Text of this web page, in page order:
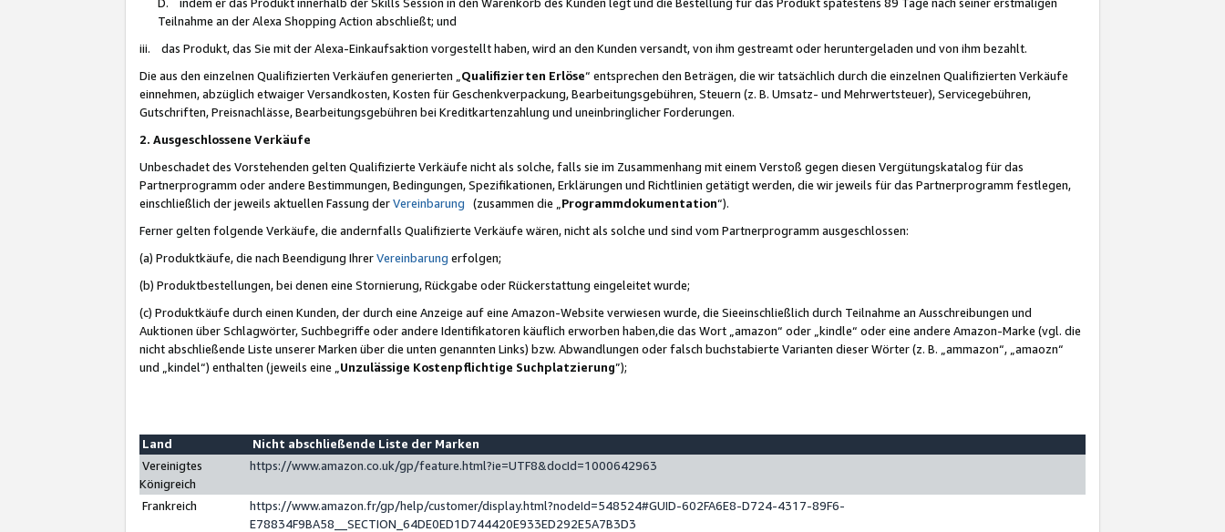
Teilnahme an der Alexa Shopping Action abschließt; und
iii. das Produkt, das Sie mit der Alexa-Einkaufsaktion vorgestellt haben, wird an den Kunden versandt, von ihm gestreamt oder heruntergeladen und von ihm bezahlt.
Die aus den einzelnen Qualifizierten Verkäufen generierten „ Qualifizierten Erlöse“ entsprechen den Beträgen, die wir tatsächlich durch die einzelnen Qualifizierten Verkäufe
einnehmen, abzüglich etwaiger Versandkosten, Kosten für Geschenkverpackung, Bearbeitungsgebühren, Steuern (z. B. Umsatz- und Mehrwertsteuer), Servicegebühren,
Gutschriften, Preisnachlässe, Bearbeitungsgebühren bei Kreditkartenzahlung und uneinbringlicher Forderungen.
2. Ausgeschlossene Verkäufe
Unbeschadet des Vorstehenden gelten Qualifizierte Verkäufe nicht als solche, falls sie im Zusammenhang mit einem Verstoß gegen diesen Vergütungskatalog für das
Partnerprogramm oder andere Bestimmungen, Bedingungen, Spezifikationen, Erklärungen und Richtlinien getätigt werden, die wir jeweils für das Partnerprogramm festlegen,
einschließlich der jeweils aktuellen Fassung derVereinbarung (zusammen die „ Programmdokumentation“).
Ferner gelten folgende Verkäufe, die andernfalls Qualifizierte Verkäufe wären, nicht als solche und sind vom Partnerprogramm ausgeschlossen:
(a) Produktkäufe, die nach Beendigung IhrerVereinbarung erfolgen;
(b) Produktbestellungen, bei denen eine Stornierung, Rückgabe oder Rückerstattung eingeleitet wurde;
(c) Produktkäufe durch einen Kunden, der durch eine Anzeige auf eine Amazon-Website verwiesen wurde, die Sieeinschließlich durch Teilnahme an Ausschreibungen und
Auktionen über Schlagwörter, Suchbegriffe oder andere Identifikatoren käuflich erworben haben,die das Wort „amazon“ oder „kindle“ oder eine andere Amazon-Marke (vgl. die
nicht abschließende Liste unserer Marken über die unten genannten Links) bzw. Abwandlungen oder falsch buchstabierte Varianten dieser Wörter (z. B. „ammazon“, „amaozn“
und „kindel“) enthalten (jeweils eine „ Unzulässige Kostenpflichtige Suchplatzierung”);
Land
Nicht abschließende Liste der Marken
Vereinigtes
Königreich
https://www.amazon.co.uk/gp/feature.html?ie=UTF8&docId=1000642963
Frankreich
https://www.amazon.fr/gp/help/customer/display.html?nodeId=548524#GUID-602FA6E8-D724-4317-89F6-
E78834F9BA58__SECTION_64DE0ED1D744420E933ED292E5A7B3D3